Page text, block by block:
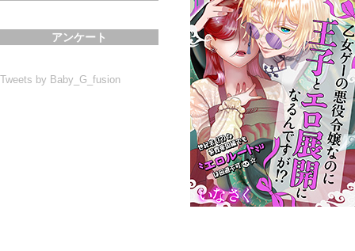
アンケート
Tweets by Baby_G_fusion